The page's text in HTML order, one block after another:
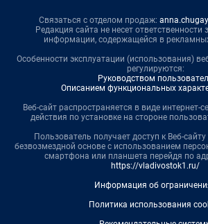
Связаться с отделом продаж:
Редакция сайта не несет ответственности
информации, содержащейся в
Особенности эксплуатации (использования)
регулируются:
Руководством
Описанием функциональных
Веб-сайт распространяется в виде интернет-
действия по установке на стороне
Пользователь получает доступ к Веб-
безвозмездной основе с использованием
смартфона или планшета перейдя по
https://vladivostok1.ru/
Информация об
Политика использования